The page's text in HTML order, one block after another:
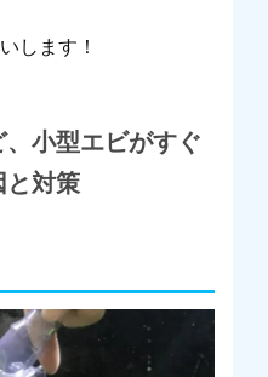
します！
、小型エビがすぐ
と対策